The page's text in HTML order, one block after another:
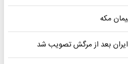
مکه
ایران بعد از مرگش تصویب شد